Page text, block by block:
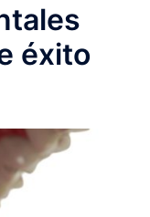
éxito